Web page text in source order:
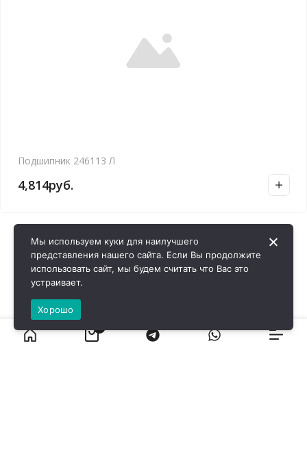
Подшипник 246113 Л
4,814руб.
Мы используем куки для наилучшего
представления нашего сайта. Если Вы продолжите
использовать сайт, мы будем считать что Вас это
устраивает.
Хорошо